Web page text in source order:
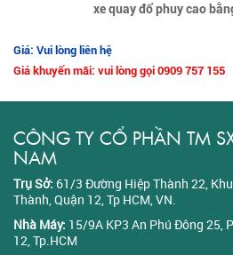
xe quay đổ phuy cao
Giá: Vui lòng liên hệ
Giá khuyến mãi: vui lòng gọi 0909 757 155
CÔNG TY CỔ PHẦN TM
NAM
Trụ Sở: 61/3 Đường Hiệp Thành 22,
Thành, Quận 12, Tp HCM, VN.
Nhà Máy: 15/9A KP3 An Phú Đông 25,
12, Tp.HCM